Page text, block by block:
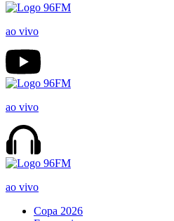
ao vivo
ao vivo
ao vivo
Copa 2026